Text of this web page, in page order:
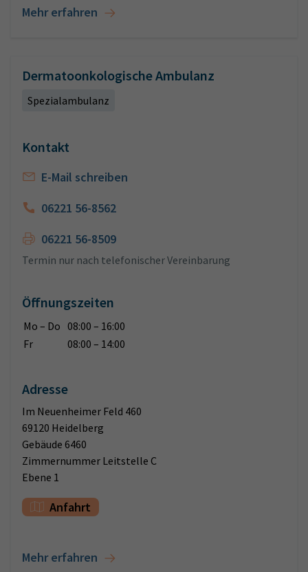
Mehr erfahren
Dermatoonkologische Ambulanz
Spezialambulanz
Kontakt
E-Mail schreiben
06221 56-8562
06221 56-8509
Termin nur nach telefonischer Vereinbarung
Öffnungszeiten
Mo – Do 08:00 – 16:00
Fr
08:00 – 14:00
Adresse
Im Neuenheimer Feld 460
69120 Heidelberg
Gebäude 6460
Zimmernummer Leitstelle C
Ebene 1
Anfahrt
Mehr erfahren